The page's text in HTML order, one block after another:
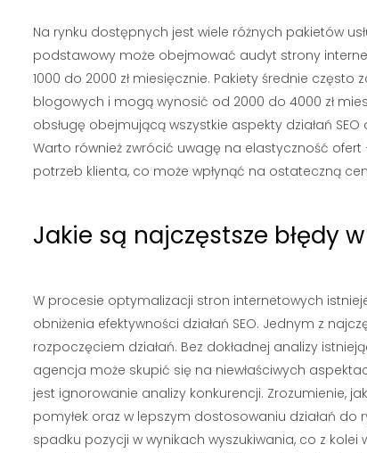
Na rynku dostępnych jest wiele różnych pakietów
podstawowy może obejmować audyt strony
1000 do 2000 zł miesięcznie. Pakiety średnie
blogowych i mogą wynosić od 2000 do 4000 zł
obsługę obejmującą wszystkie aspekty działań
Warto również zwrócić uwagę na elastyczność
potrzeb klienta, co może wpłynąć na ostateczną
Jakie są najczęstsze błędy
W procesie optymalizacji stron internetowych
obniżenia efektywności działań SEO. Jednym z
rozpoczęciem działań. Bez dokładnej analizy
agencja może skupić się na niewłaściwych
jest ignorowanie analizy konkurencji. Zrozumienie,
pomyłek oraz w lepszym dostosowaniu działań
spadku pozycji w wynikach wyszukiwania, co z